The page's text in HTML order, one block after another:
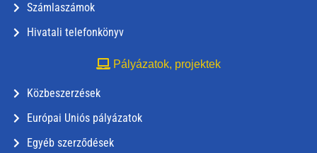
Számlaszámok
Hivatali telefonkönyv
Pályázatok, projektek
Közbeszerzések
Európai Uniós pályázatok
Egyéb szerződések